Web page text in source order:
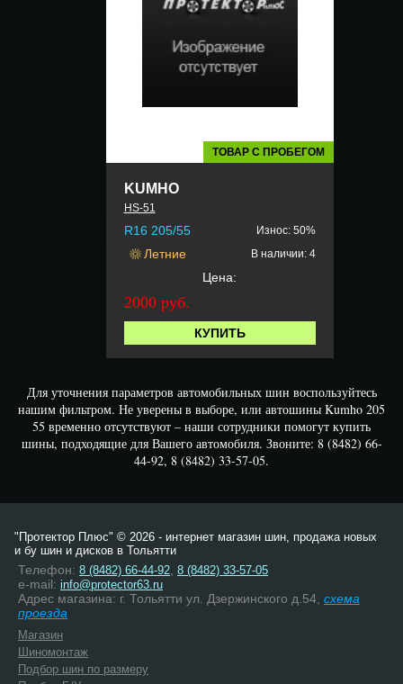
ТОВАР С ПРОБЕГОМ
KUMHO
HS-51
R16 205/55 Износ: 50%
Летние В наличии: 4
Цена:
2000 руб.
КУПИТЬ
Для уточнения параметров автомобильных шин воспользуйтесь
нашим фильтром. Не уверены в выборе, или автошины Kumho 205
55 временно отсутствуют – наши сотрудники помогут купить
шины, подходящие для Вашего автомобиля. Звоните: 8 (8482) 66-
44-92, 8 (8482) 33-57-05.
"Протектор Плюс" © 2026 - интернет магазин шин, продажа новых
и бу шин и дисков в Тольятти
Телефон: 8 (8482) 66-44-92 8 (8482) 33-57-05
e-mail: info@protector63.ru
Адрес магазина: г. Тольятти ул. Дзержинского д.54, схема
проезда
Магазин
Шиномонтаж
Подбор шин по размеру